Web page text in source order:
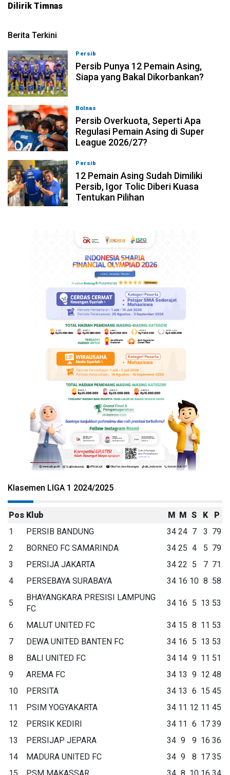
Dilirik Timnas
Berita Terkini
Persib
Persib Punya 12 Pemain Asing,
Siapa yang Bakal Dikorbankan?
Bolnas
Persib Overkuota, Seperti Apa
Regulasi Pemain Asing di Super
League 2026/27?
Persib
12 Pemain Asing Sudah Dimiliki
Persib, Igor Tolic Diberi Kuasa
Tentukan Pilihan
Klasemen LIGA 1 2024/2025
Pos Klub M M S K
P
1
PERSIB BANDUNG 34 24 7 3 79
2
BORNEO FC SAMARINDA 34 25 4 5 79
3
PERSIJA JAKARTA 34 22 5 7 71
4
PERSEBAYA SURABAYA 34 16 10 8 58
5
BHAYANGKARA PRESISI LAMPUNG
FC
34 16 5 13 53
6 MALUT UNITED FC 34 15 8 11 53
7
DEWA UNITED BANTEN FC 34 16 5 13 53
8
BALI UNITED FC 34 14 9 11 51
9
AREMA FC 34 13 9 12 48
10
PERSITA 34 13 6 15 45
11
PSIM YOGYAKARTA 34 11 12 11 45
12
PERSIK KEDIRI 34 11 6 17 39
13
PERSIJAP JEPARA 34 9 9 16 36
14
MADURA UNITED FC 34 9 8 17 35
15
PSM MAKASSAR 34 8 10 16 34